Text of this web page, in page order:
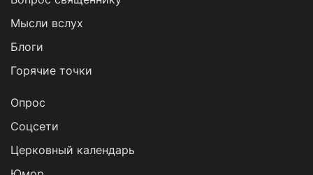
Мысли вслух
Блоги
Горячие точки
Опрос
Cоцсети
Церковный календарь